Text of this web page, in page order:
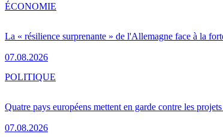
La « résilience surprenante » de l'Allemagne face à la
07.08.2026
ÉCONOMIE
Quatre pays européens mettent en garde contre les
07.08.2026
POLITIQUE